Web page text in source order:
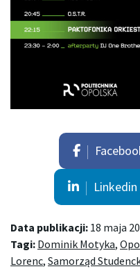
Linkedin
Data publikacji: 18 maja
Tagi: Dominik Motyka,
Lorenc, Samorząd